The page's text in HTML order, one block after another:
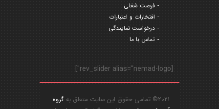
فرصت شغلی
افتخارات و اعتبارات
درخواست نمایندگی
تماس با ما
[rev_slider alias="nemad-logo"]
2021© تمامی حقوق این سایت متعلق به
گروه